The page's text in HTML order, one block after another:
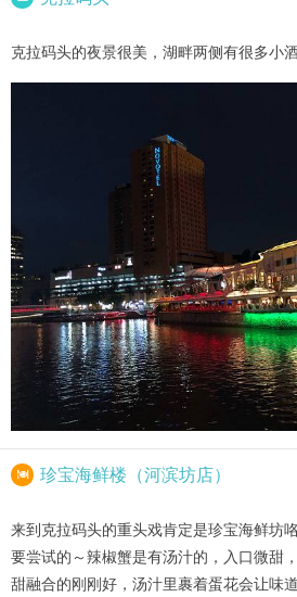
克拉码头的夜景很美，湖畔两侧有很多小
 珍宝海鲜楼（河滨坊店）
来到克拉码头的重头戏肯定是珍宝海鲜坊
要尝试的～辣椒蟹是有汤汁的，入口微甜
甜融合的刚刚好，汤汁里裹着蛋花会让味